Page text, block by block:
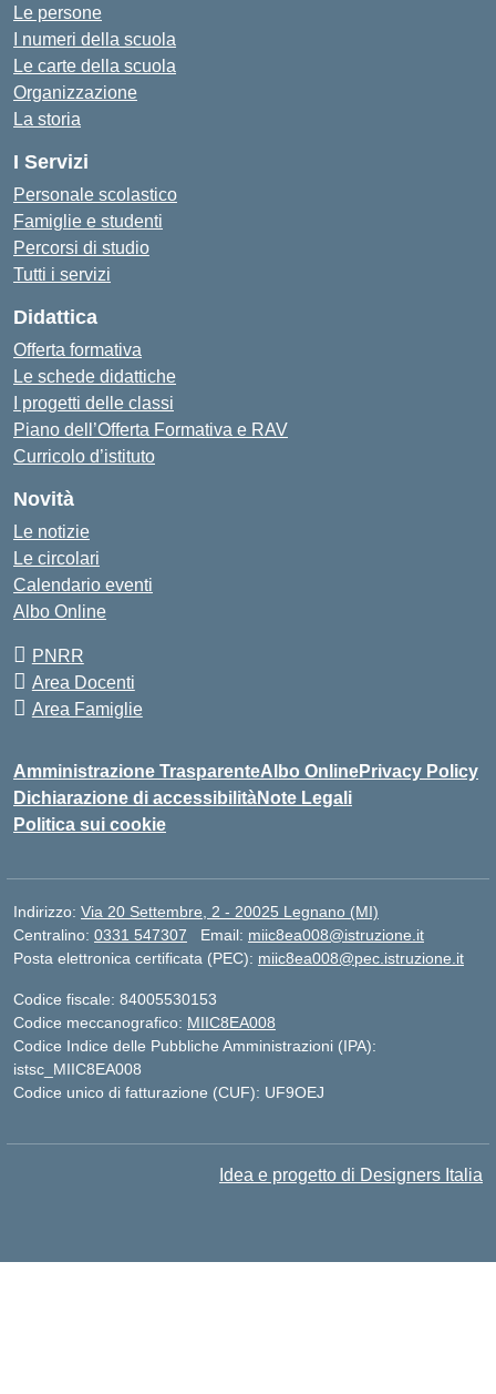
Le persone
I numeri della scuola
Le carte della scuola
Organizzazione
La storia
I Servizi
Personale scolastico
Famiglie e studenti
Percorsi di studio
Tutti i servizi
Didattica
Offerta formativa
Le schede didattiche
I progetti delle classi
Piano dell’Offerta Formativa e RAV
Curricolo d’istituto
Novità
Le notizie
Le circolari
Calendario eventi
Albo Online
PNRR
Area Docenti
Area Famiglie
Amministrazione TrasparenteAlbo OnlinePrivacy Policy
Dichiarazione di accessibilitàNote Legali
Politica sui cookie
Indirizzo: Via 20 Settembre, 2 - 20025 Legnano (MI)
Centralino: 0331 547307 Email: miic8ea008@istruzione.it
Posta elettronica certificata (PEC): miic8ea008@pec.istruzione.it
Codice fiscale: 84005530153
Codice meccanografico: MIIC8EA008
Codice Indice delle Pubbliche Amministrazioni (IPA):
istsc_MIIC8EA008
Codice unico di fatturazione (CUF): UF9OEJ
Idea e progetto di Designers Italia